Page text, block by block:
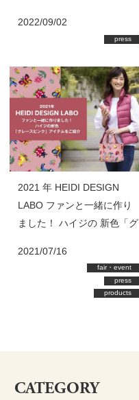
2022/09/02
press
2021 年 HEIDI DESIGN
LABO ファンと一緒に作り
ました！ ハイジの 新色「グ
2021/07/16
fair・event
press
products
CATEGORY